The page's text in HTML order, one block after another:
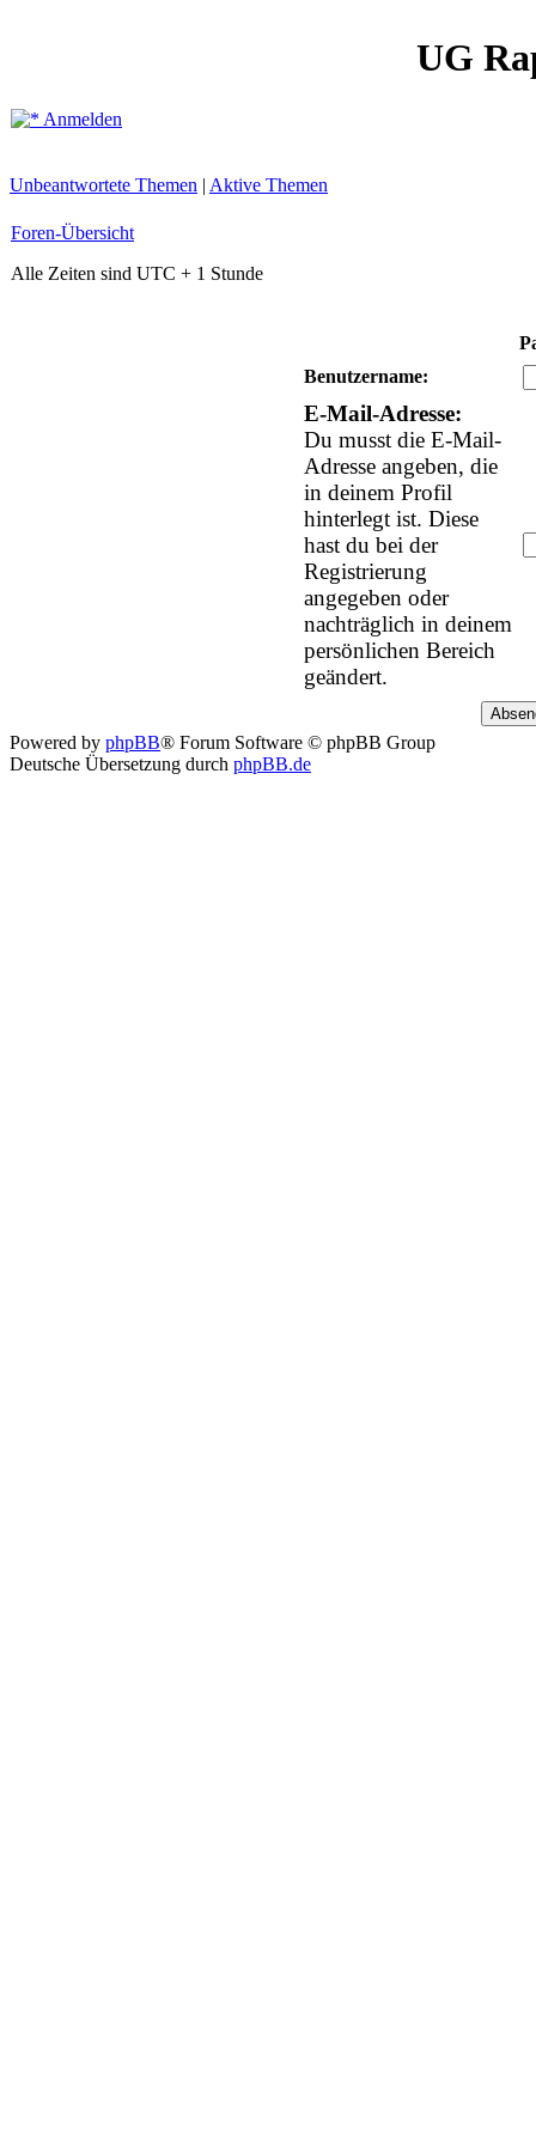
UG
Anmelden
Unbeantwortete Themen | Aktive Themen
Foren-Übersicht
Alle Zeiten sind UTC + 1 Stunde
Benutzername:
E-Mail-Adresse:
Du musst die E-Mail-
Adresse angeben, die
in deinem Profil
hinterlegt ist. Diese
hast du bei der
Registrierung
angegeben oder
nachträglich in deinem
persönlichen Bereich
geändert.
Powered by phpBB® Forum Software © phpBB Group
Deutsche Übersetzung durch phpBB.de